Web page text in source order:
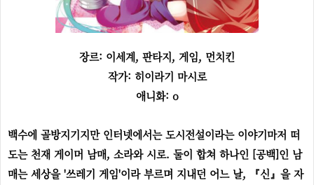
장르: 이세계, 판타지, 게임, 먼치킨
작가: 히이라기 마시로
애니화: o
백수에 골방지기지만 인터넷에서는 도시전설이라는 이야기마저 떠
도는 천재 게이머 남매, 소라와 시로. 둘이 합쳐 하나인 [공백]인 남
매는 세상을 '쓰레기 게임'이라 부르며 지내던 어느 날, 『신』을 자